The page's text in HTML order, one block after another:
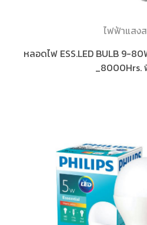
ไฟฟ้าแสง
หลอดไฟ ESS.LED BULB 9-
_8000Hrs.